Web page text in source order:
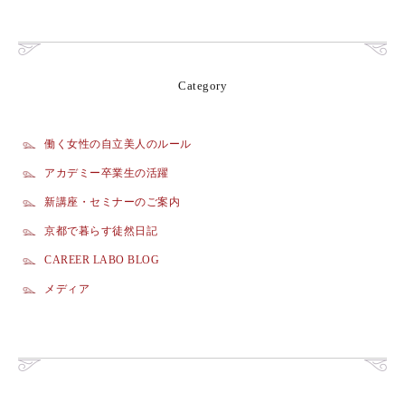
Category
働く女性の自立美人のルール
アカデミー卒業生の活躍
新講座・セミナーのご案内
京都で暮らす徒然日記
CAREER LABO BLOG
メディア